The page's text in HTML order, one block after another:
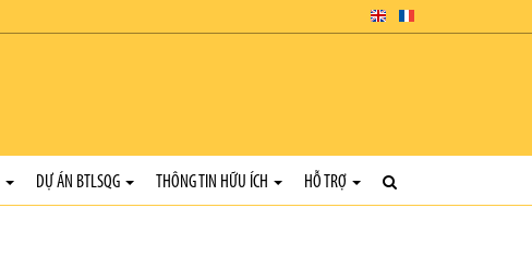
DỰ ÁN BTLSQG THÔNG TIN HỮU ÍCH HỖ TRỢ